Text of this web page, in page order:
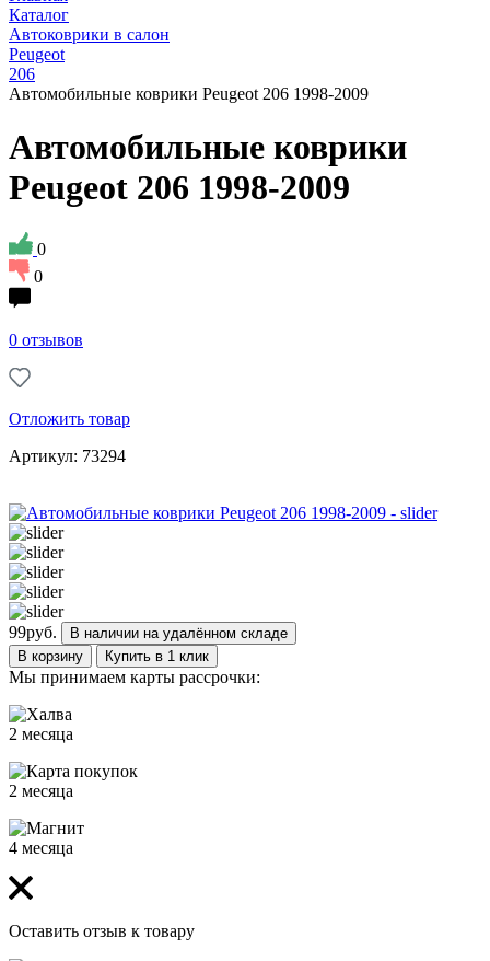
Каталог
Автоковрики в салон
Peugeot
206
Автомобильные коврики Peugeot 206 1998-2009
Автомобильные коврики
Peugeot 206 1998-2009
0
0
0 отзывов
Отложить товар
Артикул: 73294
99руб.
В наличии на удалённом складе
В корзину
Купить в 1 клик
Мы принимаем карты рассрочки:
2 месяца
2 месяца
4 месяца
Оставить отзыв к товару